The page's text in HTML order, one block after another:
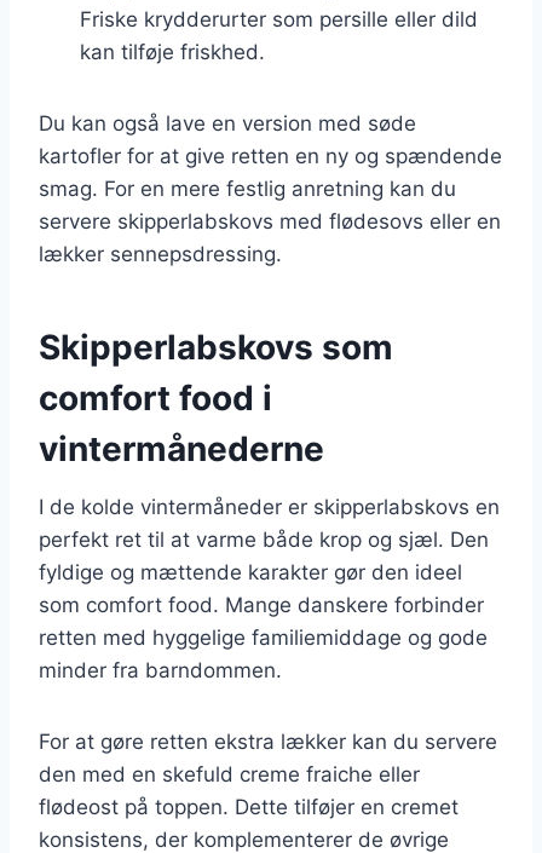
Friske krydderurter som persille eller dild
kan tilføje friskhed.
Du kan også lave en version med søde
kartofler for at give retten en ny og spændende
smag. For en mere festlig anretning kan du
servere skipperlabskovs med flødesovs eller en
lækker sennepsdressing.
Skipperlabskovs som
comfort food i
vintermånederne
I de kolde vintermåneder er skipperlabskovs en
perfekt ret til at varme både krop og sjæl. Den
fyldige og mættende karakter gør den ideel
som comfort food. Mange danskere forbinder
retten med hyggelige familiemiddage og gode
minder fra barndommen.
For at gøre retten ekstra lækker kan du servere
den med en skefuld creme fraiche eller
flødeost på toppen. Dette tilføjer en cremet
konsistens, der komplementerer de øvrige